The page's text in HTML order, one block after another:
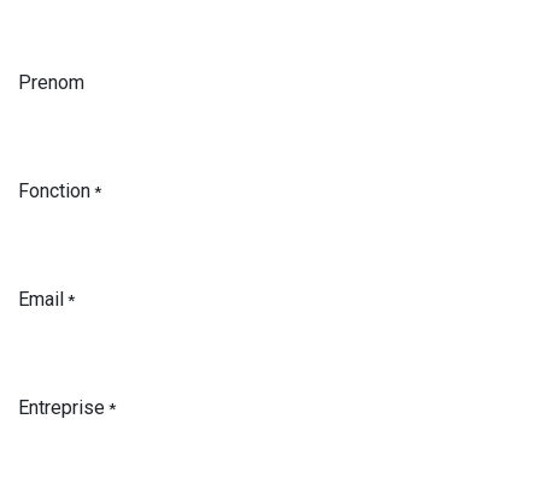
Prenom
Fonction*
Email*
Entreprise*